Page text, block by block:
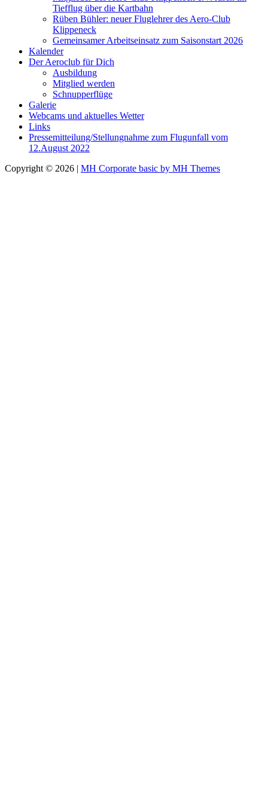
Tiefflug über die Kartbahn
Rüben Bühler: neuer Fluglehrer des Aero-Club
Klippeneck
Gemeinsamer Arbeitseinsatz zum Saisonstart 2026
Kalender
Der Aeroclub für Dich
Ausbildung
Mitglied werden
Schnupperflüge
Galerie
Webcams und aktuelles Wetter
Links
Pressemitteilung/Stellungnahme zum Flugunfall vom
12.August 2022
Copyright © 2026 | MH Corporate basic by MH Themes